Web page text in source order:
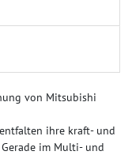
von Mitsubishi
ihre kraft- und
im Multi- und